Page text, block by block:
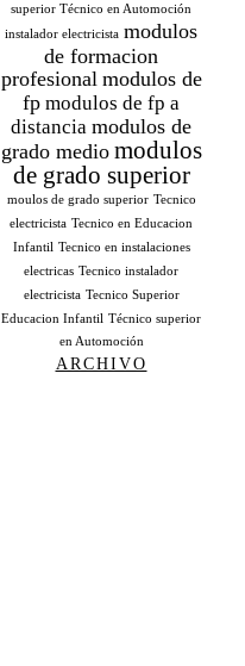
superior Técnico en Automoción
instalador electricista modulos
de formacion
profesional modulos de
fp modulos de fp a
distancia modulos de
grado medio modulos
de grado superior
moulos de grado superior Tecnico
electricista Tecnico en Educacion
Infantil Tecnico en instalaciones
electricas Tecnico instalador
electricista Tecnico Superior
Educacion Infantil Técnico superior
en Automoción
ARCHIVO